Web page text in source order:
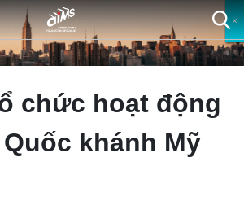
chức hoạt động
khánh Mỹ
×
×
×
×